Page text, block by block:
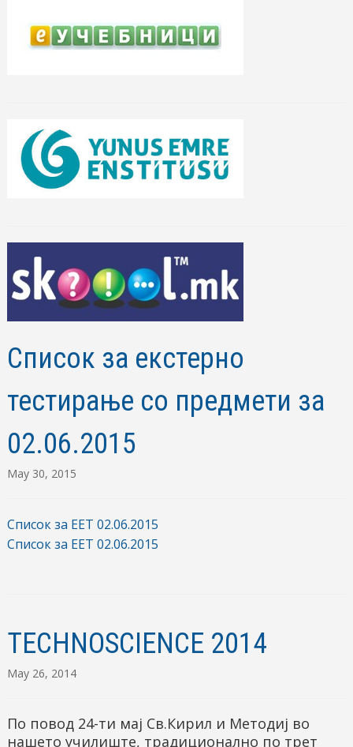
Список за екстерно
тестирање со предмети за
02.06.2015
May 30, 2015
Список за ЕЕТ 02.06.2015
Список за ЕЕТ 02.06.2015
TECHNOSCIENCE 2014
May 26, 2014
По повод 24-ти мај Св.Кирил и Методиј во
нашето училиште, традиционално по трет